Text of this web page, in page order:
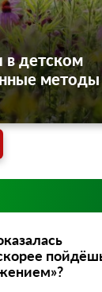
в детском
методы